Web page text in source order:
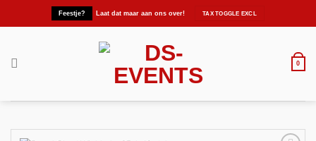
Feestje? Laat dat maar aan ons over!
0